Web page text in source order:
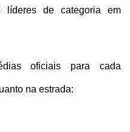
de categoria em
oficiais para cada
na estrada: